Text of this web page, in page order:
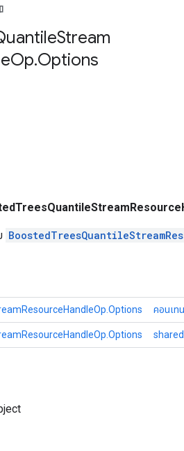
Stream
Op.Options
คอนเท